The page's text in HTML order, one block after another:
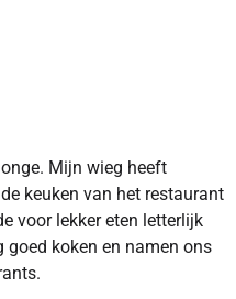
Mijn wieg heeft
keuken van het restaurant
voor lekker eten letterlijk
goed koken en namen ons